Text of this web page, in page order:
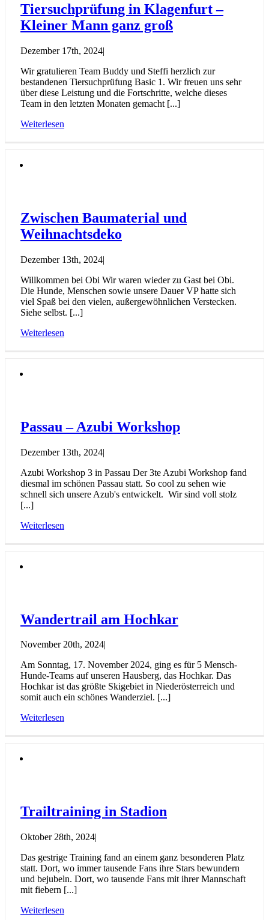
Tiersuchprüfung in Klagenfurt –
Kleiner Mann ganz groß
Dezember 17th, 2024|
Wir gratulieren Team Buddy und Steffi herzlich zur
bestandenen Tiersuchprüfung Basic 1. Wir freuen uns sehr
über diese Leistung und die Fortschritte, welche dieses
Team in den letzten Monaten gemacht [...]
Weiterlesen
Zwischen Baumaterial und
Weihnachtsdeko
Dezember 13th, 2024|
Willkommen bei Obi Wir waren wieder zu Gast bei Obi.
Die Hunde, Menschen sowie unsere Dauer VP hatte sich
viel Spaß bei den vielen, außergewöhnlichen Verstecken.
Siehe selbst. [...]
Weiterlesen
Passau – Azubi Workshop
Dezember 13th, 2024|
Azubi Workshop 3 in Passau Der 3te Azubi Workshop fand
diesmal im schönen Passau statt. So cool zu sehen wie
schnell sich unsere Azub's entwickelt. Wir sind voll stolz
[...]
Weiterlesen
Wandertrail am Hochkar
November 20th, 2024
Am Sonntag, 17. November 2024, ging es für 5 Mensch-
Hunde-Teams auf unseren Hausberg, das Hochkar. Das
Hochkar ist das größte Skigebiet in Niederösterreich und
somit auch ein schönes Wanderziel. [...]
Weiterlesen
Trailtraining in Stadion
Oktober 28th, 2024|
Das gestrige Training fand an einem ganz besonderen Platz
statt. Dort, wo immer tausende Fans ihre Stars bewundern
und bejubeln. Dort, wo tausende Fans mit ihrer Mannschaft
mit fiebern [...]
Weiterlesen